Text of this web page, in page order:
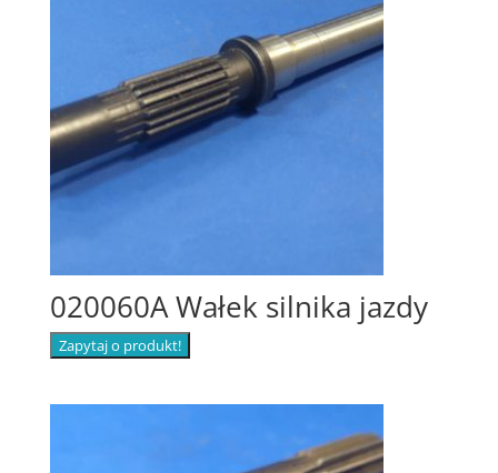
020060A Wałek silnika jazdy
Zapytaj o produkt!